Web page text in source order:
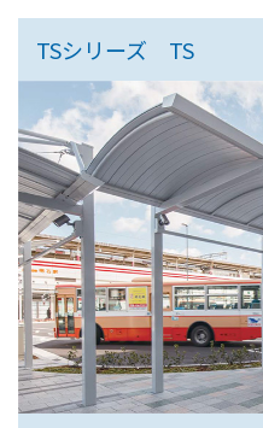
TSシリーズ TS